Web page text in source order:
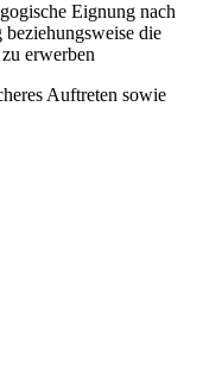
Eignung nach
die
erwerben
Auftreten sowie